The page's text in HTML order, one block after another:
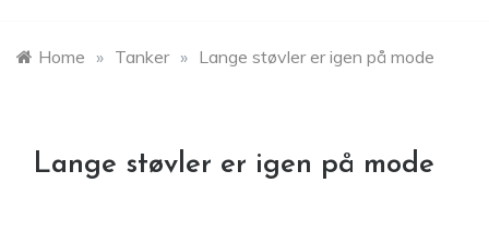
Home » Tanker » Lange støvler er igen på mode
Lange støvler er igen på mode